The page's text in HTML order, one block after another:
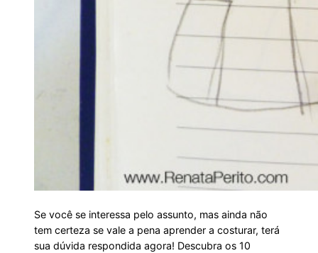
Se você se interessa pelo assunto, mas ainda não
tem certeza se vale a pena aprender a costurar, terá
sua dúvida respondida agora! Descubra os 10